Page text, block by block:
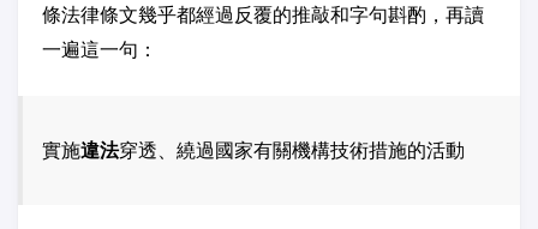
條法律條文幾乎都經過反覆的推敲和字句斟酌，再讀
一遍這一句：
實施違法穿透、繞過國家有關機構技術措施的活動